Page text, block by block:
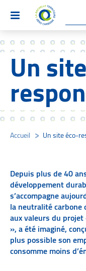
Un
Accueil Un site éco-
Depuis plus de 40
développement
s’accompagne
la neutralité carbone
aux valeurs du projet
», a été imaginé,
plus possible son
consomme moins